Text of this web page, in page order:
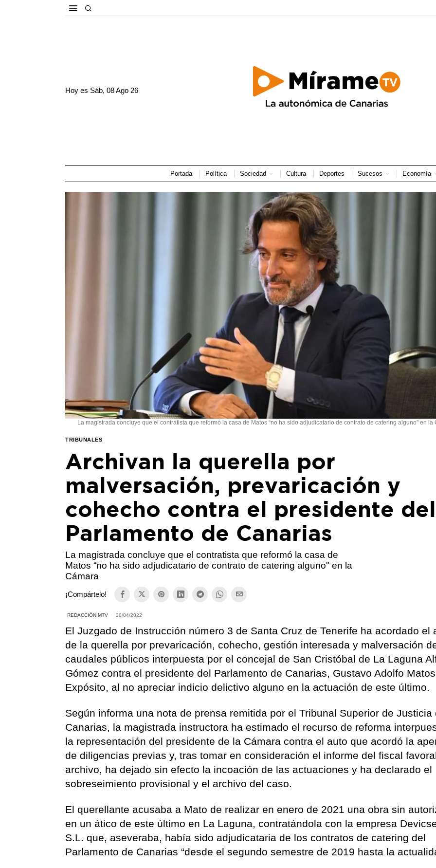
Hoy es Sáb, 08 Ago 26
Portada Política Sociedad Cultura Deportes Sucesos Economía
La magistrada concluye que el contratista que reformó la casa de Matos “no ha sido adjudicatario de contrato de catering alguno" en la
TRIBUNALES
Archivan la querella por
malversación, prevaricación y
cohecho contra el presidente del
Parlamento de Canarias
La magistrada concluye que el contratista que reformó la casa de
Matos “no ha sido adjudicatario de contrato de catering alguno" en la
Cámara
¡Compártelo!
REDACCIÓN MTV 20/04/2022
El Juzgado de Instrucción número 3 de Santa Cruz de Tenerife ha acordado el
de la querella por prevaricación, cohecho, gestión interesada y malversación
caudales públicos interpuesta por el concejal de San Cristóbal de La Laguna
Gómez contra el presidente del Parlamento de Canarias, Gustavo Adolfo Matos
Expósito, al no apreciar indicio delictivo alguno en la actuación de este último.
Según informa una nota de prensa remitida por el Tribunal Superior de Justicia
Canarias, la magistrada instructora ha estimado el recurso de reforma
la representación del presidente de la Cámara contra el auto que acordó la
de diligencias previas y, tras tomar en consideración el informe del fiscal
archivo, ha dejado sin efecto la incoación de las actuaciones y ha declarado el
sobreseimiento provisional y el archivo del caso.
El querellante acusaba a Mato de realizar en enero de 2021 una obra sin
en un ático de este último en La Laguna, contratándola con la empresa
S.L. que, aseveraba, había sido adjudicataria de los contratos de catering del
Parlamento de Canarias “desde el segundo semestre de 2019 hasta la